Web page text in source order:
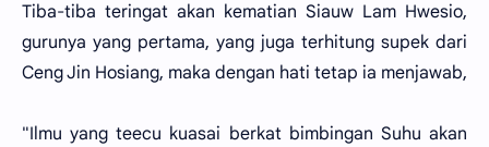
Tiba-tiba teringat akan kematian Siauw Lam Hwesio,
gurunya yang pertama, yang juga terhitung supek dari
Ceng Jin Hosiang, maka dengan hati tetap ia menjawab,
"Ilmu yang teecu kuasai berkat bimbingan Suhu akan